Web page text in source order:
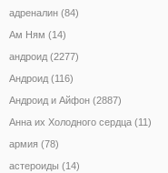
адреналин (84)
Ам Ням (14)
андроид (2277)
Андроид (116)
Андроид и Айфон (2887)
Анна их Холодного сердца (11)
армия (78)
астероиды (14)